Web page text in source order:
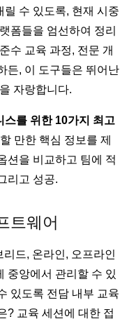
수 있도록, 현재 시중
폼들을 엄선하여 정리
수 교육 과정, 전문 개
든, 이 도구들은 뛰어난
자랑합니다.
스를 위한 10가지 최고
만한 핵심 정보를 제
션을 비교하고 팀에 적
리고 성공.
트웨어
리드, 온라인, 오프라인
중앙에서 관리할 수 있
있도록 전담 내부 교육
? 교육 세션에 대한 접